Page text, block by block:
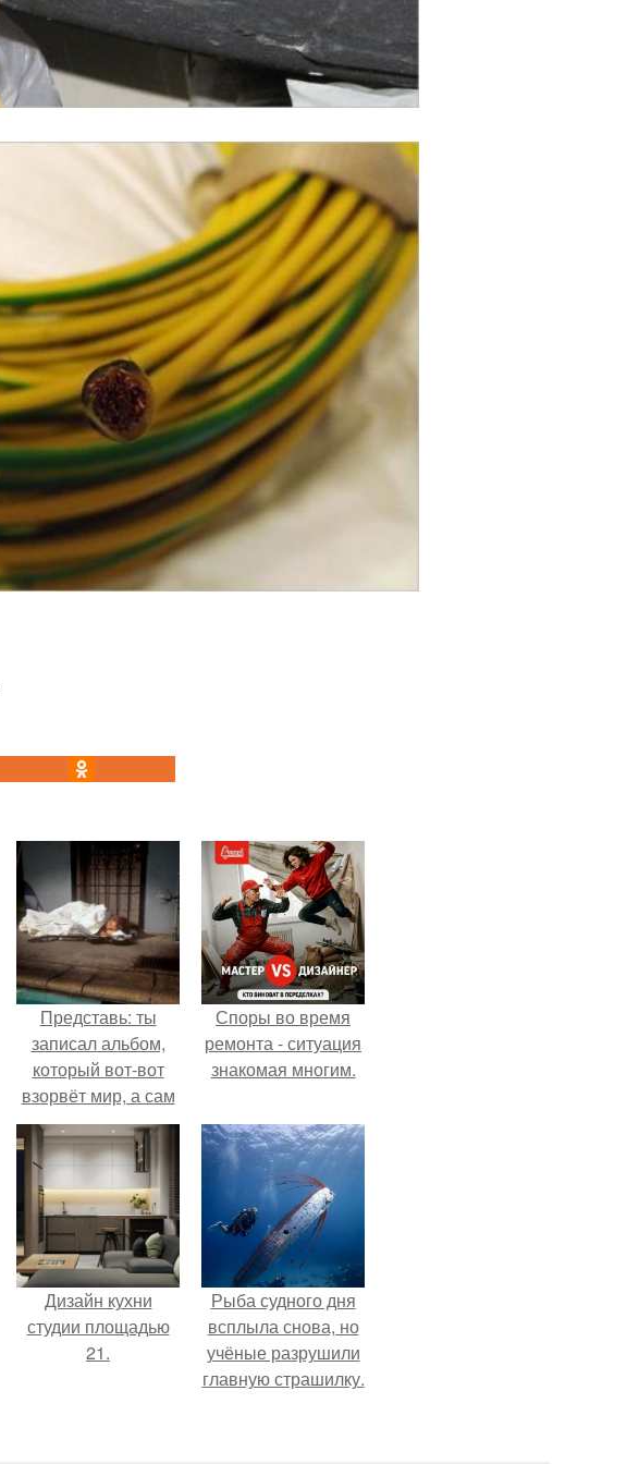
Представь: ты
записал альбом,
который вот-вот
взорвёт мир, а сам
в этот момент
ночуешь в машине.
Споры во время
ремонта - ситуация
знакомая многим.
Дизайн кухни
студии площадью
21.
Рыба судного дня
всплыла снова, но
учёные разрушили
главную страшилку.